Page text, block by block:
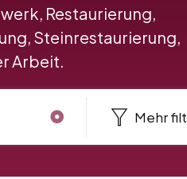
Restaurierung,
Steinrestaurierung,
Arbeit.
Mehr